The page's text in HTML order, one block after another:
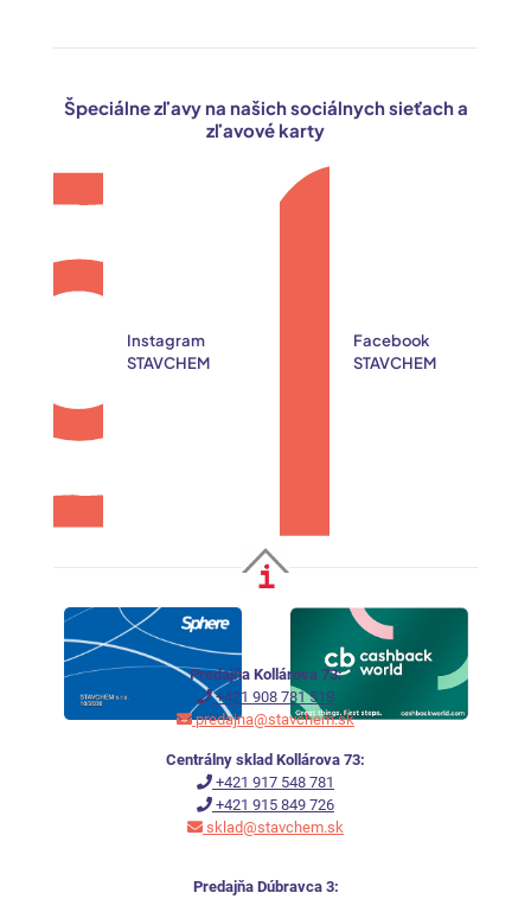
Špeciálne zľavy na našich sociálnych sieťach a
zľavové karty
Instagram
STAVCHEM
Facebook
STAVCHEM
Predajňa Kollárova 73:
+421 908 781 518
predajna@stavchem.sk
Centrálny sklad Kollárova 73:
+421 917 548 781
+421 915 849 726
sklad@stavchem.sk
Predajňa Dúbravca 3: